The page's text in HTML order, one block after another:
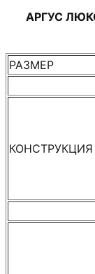
АРГУС
РАЗМЕР
КОНСТРУКЦИЯ